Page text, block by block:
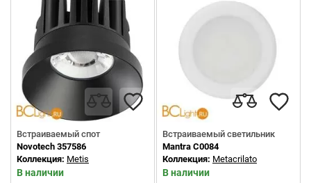
Встраиваемый спот
Novotech 357586
Коллекция: Metis
В наличии
Встраиваемый светильник
Mantra C0084
Коллекция: Metacrilato
В наличии